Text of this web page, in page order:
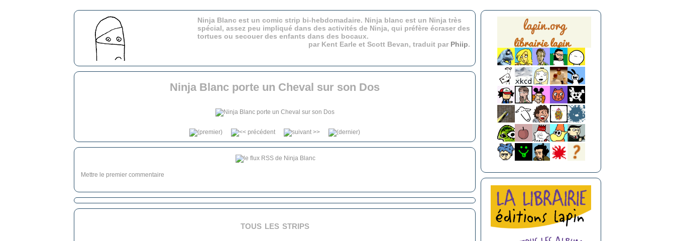
Ninja Blanc est un comic strip bi-hebdomadaire. Ninja blanc est un Ninja très
spécial, assez peu impliqué dans des activités de Ninja, qui préfère écraser des
tortues ou secouer des enfants dans des bocaux.
par Kent Earle et Scott Bevan, traduit par Phiip.
Ninja Blanc porte un Cheval sur son Dos
Mettre le premier commentaire
tous les strips